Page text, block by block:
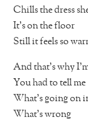
Chills the dress
It’s on the floor
Still it feels so
And that’s why
You had to tell me
What’s going on
What’s wrong